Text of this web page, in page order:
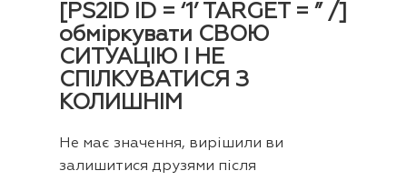
[PS2ID ID = ‘1’ TARGET = ” /]
обміркувати СВОЮ
СИТУАЦІЮ І НЕ
СПІЛКУВАТИСЯ З
КОЛИШНІМ
Не має значення, вирішили ви
залишитися друзями після